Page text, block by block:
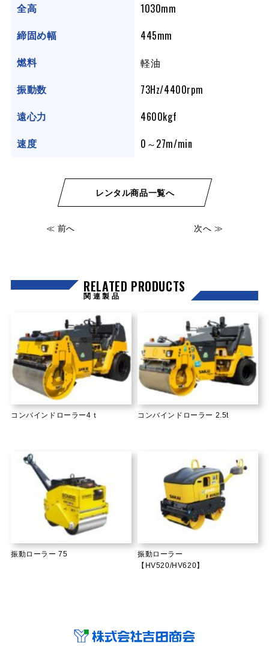
全高 1030mm
締固め幅 445mm
燃料 軽油
振動数 73Hz/4400rpm
遠心力 4600kgf
速度 0～27m/min
≪ 前へ
レンタル商品一覧へ
次へ ≫
RELATED PRODUCTS
関連製品
コンバインドローラー4ｔ コンバインドローラー 2.5t
振動ローラー 75
振動ローラー
【HV520/HV620】